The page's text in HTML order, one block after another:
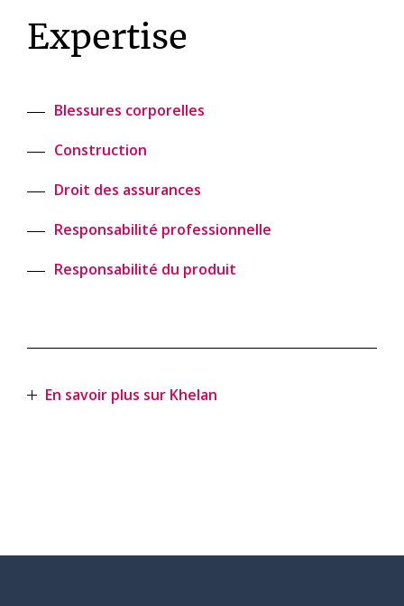
Expertise
Blessures corporelles
Construction
Droit des assurances
Responsabilité professionnelle
Responsabilité du produit
En savoir plus sur Khelan